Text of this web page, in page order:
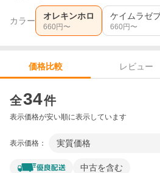
カラー オレキンホロ
660 円〜
ケイムラゼ
660 円〜
価格比較 レビュー
全34件
表示価格が安い順に表示しています
表示価格： 実質価格
中古を含む